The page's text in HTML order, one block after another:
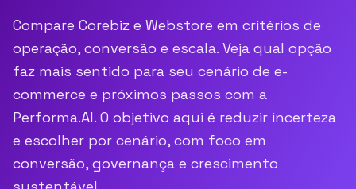
Compare Corebiz e Webstore em critérios de
operação, conversão e escala. Veja qual opção
faz mais sentido para seu cenário de e-
commerce e próximos passos com a
Performa.AI. O objetivo aqui é reduzir incerteza
e escolher por cenário, com foco em
conversão, governança e crescimento